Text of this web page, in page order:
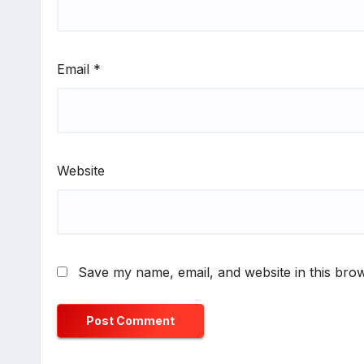
Email *
Website
Save my name, email, and website in this